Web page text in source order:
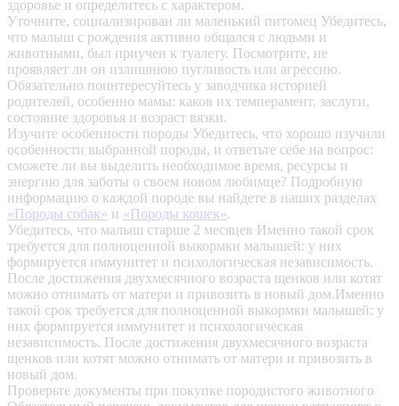
здоровье и определитесь с характером.
Уточните, социализирован ли маленький питомец Убедитесь,
что малыш с рождения активно общался с людьми и
животными, был приучен к туалету. Посмотрите, не
проявляет ли он излишнюю пугливость или агрессию.
Обязательно поинтересуйтесь у заводчика историей
родителей, особенно мамы: каков их темперамент, заслуги,
состояние здоровья и возраст вязки.
Изучите особенности породы Убедитесь, что хорошо изучили
особенности выбранной породы, и ответьте себе на вопрос:
сможете ли вы выделить необходимое время, ресурсы и
энергию для заботы о своем новом любимце? Подробную
информацию о каждой породе вы найдете в наших разделах
«Породы собак» и «Породы кошек».
Убедитесь, что малыш старше 2 месяцев Именно такой срок
требуется для полноценной выкормки малышей: у них
формируется иммунитет и психологическая независимость.
После достижения двухмесячного возраста щенков или котят
можно отнимать от матери и привозить в новый дом.Именно
такой срок требуется для полноценной выкормки малышей: у
них формируется иммунитет и психологическая
независимость. После достижения двухмесячного возраста
щенков или котят можно отнимать от матери и привозить в
новый дом.
Проверьте документы при покупке породистого животного